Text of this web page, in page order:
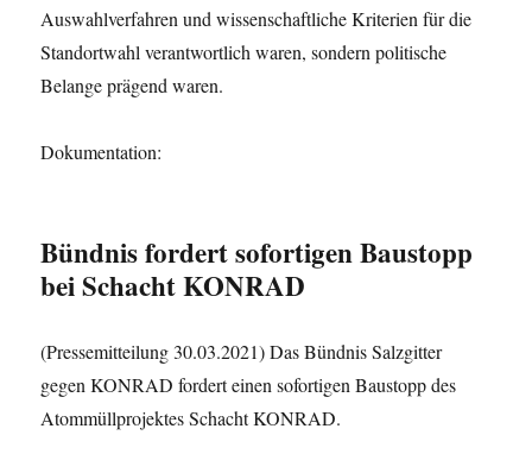
Auswahlverfahren und wissenschaftliche Kriterien für die
Standortwahl verantwortlich waren, sondern politische
Belange prägend waren.
Dokumentation:
Bündnis fordert sofortigen Baustopp
bei Schacht KONRAD
(Pressemitteilung 30.03.2021) Das Bündnis Salzgitter
gegen KONRAD fordert einen sofortigen Baustopp des
Atommüllprojektes Schacht KONRAD.